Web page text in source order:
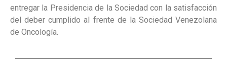
entregar la Presidencia de la Sociedad con la satisfacción
del deber cumplido al frente de la Sociedad Venezolana
de Oncología.